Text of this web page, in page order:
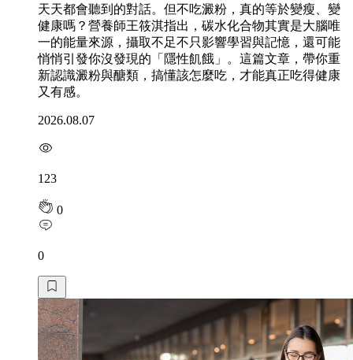
天天都會聽到的對話。但不吃澱粉，真的等於變瘦、變
健康嗎？營養師王筱淇指出，碳水化合物其實是大腦唯
一的能量來源，攝取不足不只影響學習與記憶，還可能
悄悄引發你沒發現的「隱性飢餓」。這篇文章，帶你重
新認識澱粉與醣類，搞懂該怎麼吃，才能真正吃得健康
又有感。
2026.08.07
123
0
0